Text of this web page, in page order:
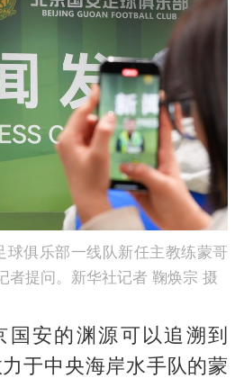
球俱乐部一线队新任主教练蒙哥
者提问。新华社记者 鞠焕宗 摄
国安的渊源可以追溯到
于中央海岸水手队的蒙